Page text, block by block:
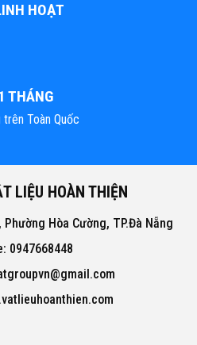
HOẠT
THÁNG
Toàn Quốc
LIỆU HOÀN THIỆN
Hòa Cường, TP.Đà Nẵng
0947668448